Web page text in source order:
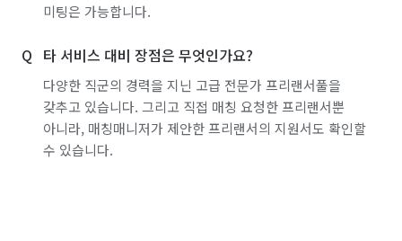
미팅은 가능합니다.
타 서비스 대비 장점은 무엇인가요?
다양한 직군의 경력을 지닌 고급 전문가 프리랜서풀을
갖추고 있습니다. 그리고 직접 매칭 요청한 프리랜서뿐
아니라, 매칭매니저가 제안한 프리랜서의 지원서도 확인할
수 있습니다.